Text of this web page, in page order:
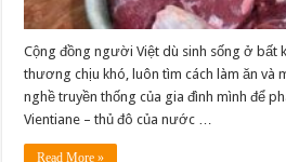
Cộng đồng người Việt dù sinh sống ở bất
thương chịu khó, luôn tìm cách làm ăn và
nghề truyền thống của gia đình mình để
Vientiane – thủ đô của nước …
Read More »